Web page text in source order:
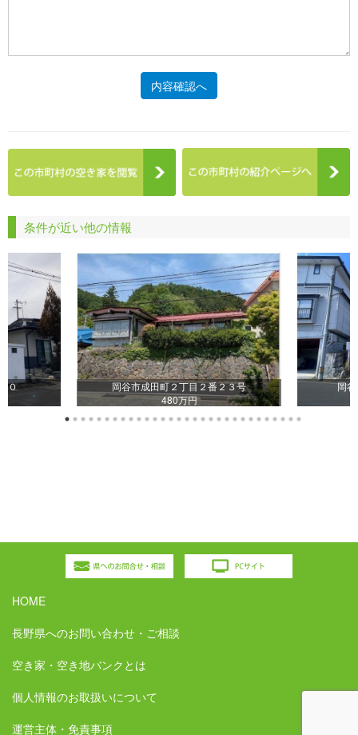
内容確認へ
条件が近い他の情報
０
岡谷市成田町２丁目２番２３号
480万円
岡
HOME
長野県へのお問い合わせ・ご相談
空き家・空き地バンクとは
個人情報のお取扱いについて
運営主体・免責事項